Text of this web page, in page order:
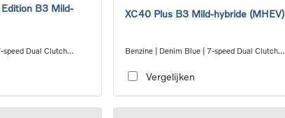
B3 Mild-
speed Dual Clutch
XC40 Plus B3 Mild-hybride (MHEV)
Benzine | Denim Blue | 7-speed Dual Clutch
Vergelijken